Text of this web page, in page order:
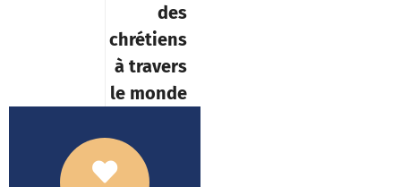
des
chrétiens
à travers
le monde